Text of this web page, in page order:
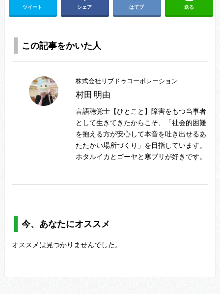
ツイート シェア はてブ 送る
この記事をかいた人
株式会社リブドゥコーポレーション
村田 明由
言語聴覚士【ひとこと】障害をもつ当事者
として生きてきたからこそ、「社会的困難
を抱える方が安心して本音を吐き出せるあ
たたかい場所づくり」を目指しています。
ホタルイカとゴーヤと寒ブリが好きです。
今、あなたにオススメ
オススメは見つかりませんでした。